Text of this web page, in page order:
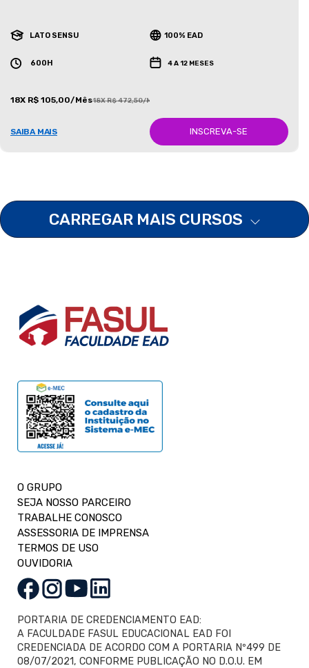
LATO SENSU 100% EAD
600H 4 A 12 MESES
18X R$ 105,00/Mês18X R$ 472,50/Mês
SAIBA MAIS INSCREVA-SE
CARREGAR MAIS CURSOS
O GRUPO
SEJA NOSSO PARCEIRO
TRABALHE CONOSCO
ASSESSORIA DE IMPRENSA
TERMOS DE USO
OUVIDORIA
PORTARIA DE CREDENCIAMENTO EAD:
A FACULDADE FASUL EDUCACIONAL EAD FOI
CREDENCIADA DE ACORDO COM A PORTARIA Nº499 DE
08/07/2021, CONFORME PUBLICAÇÃO NO D.O.U. EM